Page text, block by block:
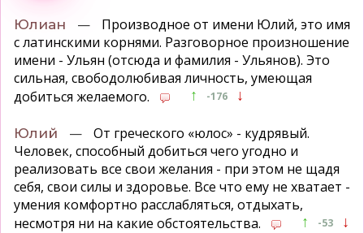
Юлиан —
Производное от имени Юлий, это имя
с латинскими корнями. Разговорное произношение
имени - Ульян (отсюда и фамилия - Ульянов). Это
сильная, свободолюбивая личность, умеющая
добиться желаемого.
↑ -176 ↓
Юлий —
От греческого «юлос» - кудрявый.
Человек, способный добиться чего угодно и
реализовать все свои желания - при этом не щадя
себя, свои силы и здоровье. Все что ему не хватает -
умения комфортно расслабляться, отдыхать,
несмотря ни на какие обстоятельства.
↑ -53 ↓